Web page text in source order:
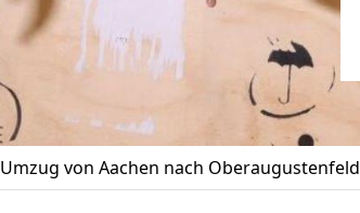
Umzug von Aachen nach Oberaugustenfeld